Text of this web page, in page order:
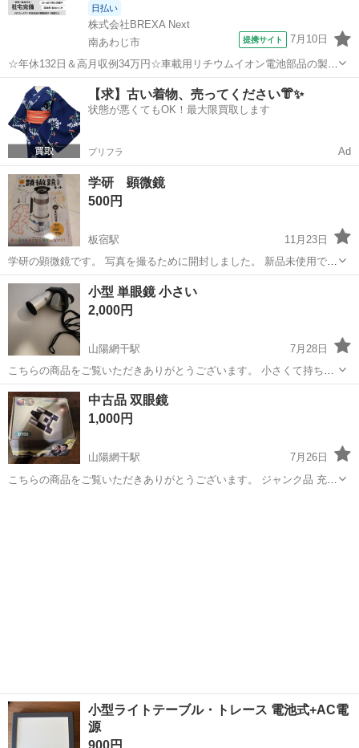
日払い
株式会社BREXA Next
南あわじ市
提携サイト 7月10日
☆年休132日＆高月収例34万円☆車載用リチウムイオン電池部品の製造
／4勤2休でオフも充実♪／家具・家電付き社宅あり＆前払いで生活支援
物資が受け取れる◎／20〜40代男女活躍中！ 車載用リチウムイオン電
池部品の製造 車載用...
兵庫 南あわじ市 その他
【求】古い着物、売ってください👘✨
状態が悪くてもOK！最大限買取します
プリフラ Ad
学研 顕微鏡
500円
板宿駅
11月23日
学研の顕微鏡です。 写真を撮るために開封しました。 新品未使用で
す。 小学生向けかと思います。 夏休みの自由研究にいかがでしょう
か？ よろしくお願いします。
兵庫 神戸市 板宿駅 望遠鏡、顕微鏡
小型 単眼鏡 小さい
2,000円
山陽網干駅
7月28日
こちらの商品をご覧いただきありがとうございます。 小さくて持ち運
びが出来る小型単眼鏡‼️ポケットにも入るサイズ‼️ ケースあります！ 他
にもどんどん投稿していくので是非見ていってください！
兵庫 たつの市 山陽網干駅
中古品 双眼鏡
1,000円
山陽網干駅
7月26日
こちらの商品をご覧いただきありがとうございます。 ジャンク品 充電
小型ライトテーブル・トレース 電池式+AC電
源